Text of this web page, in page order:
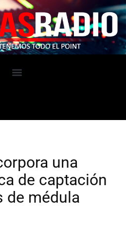
una
de captación
de médula